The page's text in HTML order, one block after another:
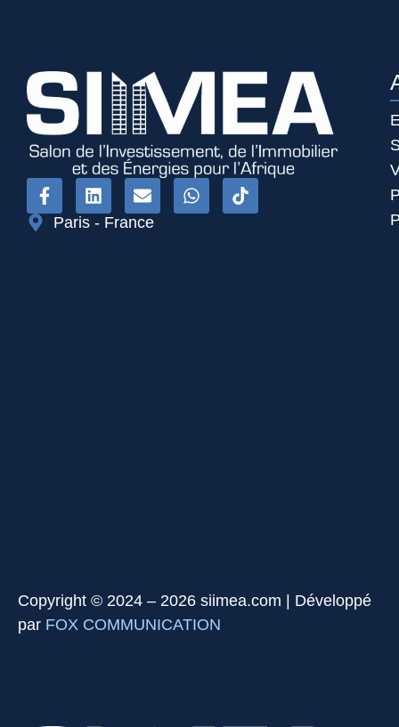
Paris - France
Copyright © 2024 – 2026 siimea.com | Développé
par FOX COMMUNICATION